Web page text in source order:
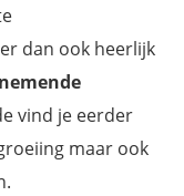
dan ook heerlijk
vind je eerder
maar ook